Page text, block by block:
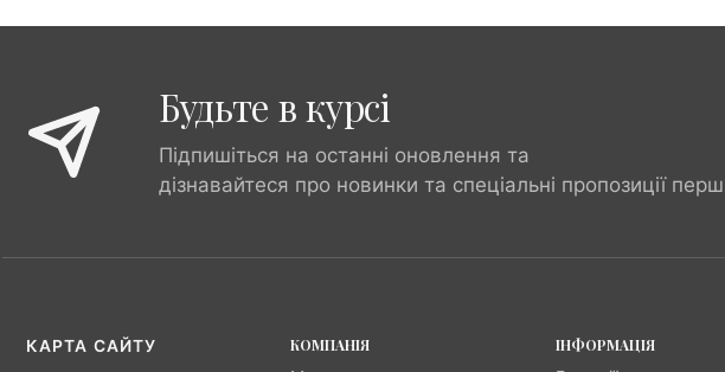
Будьте в курсі
Підпишіться на останні оновлення та
дізнавайтеся про новинки та спеціальні пропозиції
КАРТА САЙТУ
КОМПАНІЯ
ІНФОРМАЦІЯ